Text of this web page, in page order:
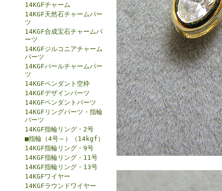
14KGFチャーム
14KGF天然石チャームパー
ツ
14KGF合成宝石チャームパ
ーツ
14KGFジルコニアチャーム
パーツ
14KGFパールチャームパー
ツ
14KGFペンダント空枠
14KGFデザインパーツ
14KGFペンダントパーツ
14KGFリングパーツ・指輪
パーツ
14KGF指輪リング・2号
■指輪（4号～）（14kgf）
14KGF指輪リング・9号
14KGF指輪リング・11号
14KGF指輪リング・13号
14KGFワイヤー
14KGFラウンドワイヤー